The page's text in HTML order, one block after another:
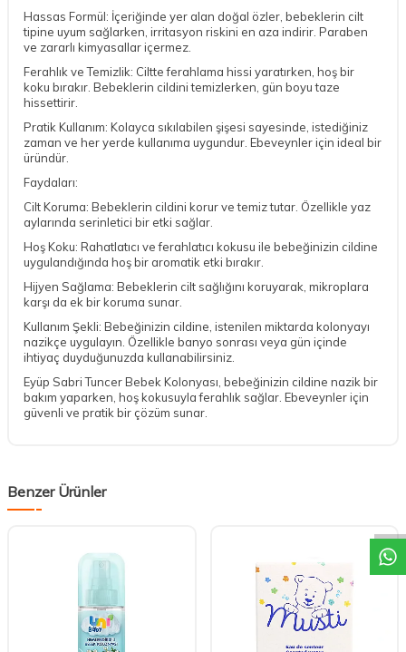
Hassas Formül: İçeriğinde yer alan doğal özler, bebeklerin cilt
tipine uyum sağlarken, irritasyon riskini en aza indirir. Paraben
ve zararlı kimyasallar içermez.
Ferahlık ve Temizlik: Ciltte ferahlama hissi yaratırken, hoş bir
koku bırakır. Bebeklerin cildini temizlerken, gün boyu taze
hissettirir.
Pratik Kullanım: Kolayca sıkılabilen şişesi sayesinde, istediğiniz
zaman ve her yerde kullanıma uygundur. Ebeveynler için ideal bir
üründür.
Faydaları:
Cilt Koruma: Bebeklerin cildini korur ve temiz tutar. Özellikle yaz
aylarında serinletici bir etki sağlar.
Hoş Koku: Rahatlatıcı ve ferahlatıcı kokusu ile bebeğinizin cildine
uygulandığında hoş bir aromatik etki bırakır.
Hijyen Sağlama: Bebeklerin cilt sağlığını koruyarak, mikroplara
karşı da ek bir koruma sunar.
Kullanım Şekli: Bebeğinizin cildine, istenilen miktarda kolonyayı
nazikçe uygulayın. Özellikle banyo sonrası veya gün içinde
ihtiyaç duyduğunuzda kullanabilirsiniz.
Eyüp Sabri Tuncer Bebek Kolonyası, bebeğinizin cildine nazik bir
bakım yaparken, hoş kokusuyla ferahlık sağlar. Ebeveynler için
güvenli ve pratik bir çözüm sunar.
Benzer Ürünler